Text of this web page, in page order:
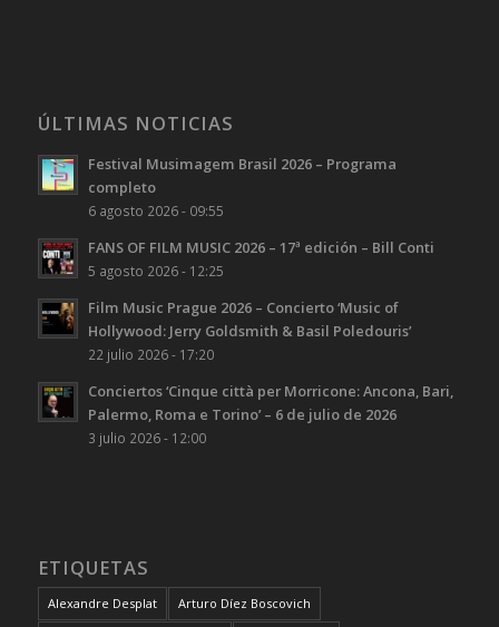
ÚLTIMAS NOTICIAS
Festival Musimagem Brasil 2026 – Programa
completo
6 agosto 2026 - 09:55
FANS OF FILM MUSIC 2026 – 17ª edición – Bill Conti
5 agosto 2026 - 12:25
Film Music Prague 2026 – Concierto ‘Music of
Hollywood: Jerry Goldsmith & Basil Poledouris’
22 julio 2026 - 17:20
Conciertos ‘Cinque città per Morricone: Ancona, Bari,
Palermo, Roma e Torino’ – 6 de julio de 2026
3 julio 2026 - 12:00
ETIQUETAS
Alexandre Desplat Arturo Díez Boscovich